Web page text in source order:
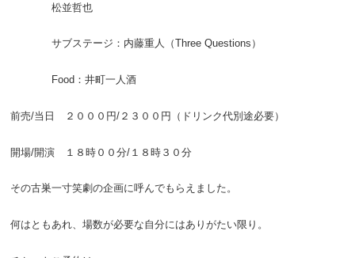
松並哲也
サブステージ：内藤重人（Three Questions）
Food：井町一人酒
前売/当日 ２０００円/２３００円（ドリンク代別途必要）
開場/開演 １８時００分/１８時３０分
その古巣一寸笑劇の企画に呼んでもらえました。
何はともあれ、場数が必要な自分にはありがたい限り。